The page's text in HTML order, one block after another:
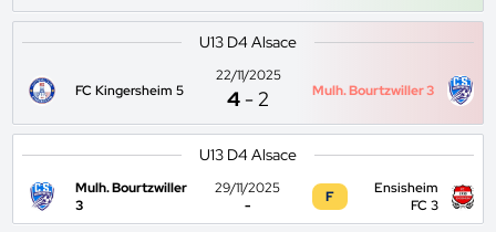
U13 D4 Alsace
FC Kingersheim 5
22/11/2025
4 -2 Mulh. Bourtzwiller 3
U13 D4 Alsace
Mulh. Bourtzwiller
3
29/11/2025
-
F
Ensisheim
FC 3